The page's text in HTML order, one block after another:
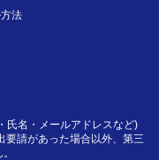
法
氏名・メールアドレスなど)
要請があった場合以外、第三